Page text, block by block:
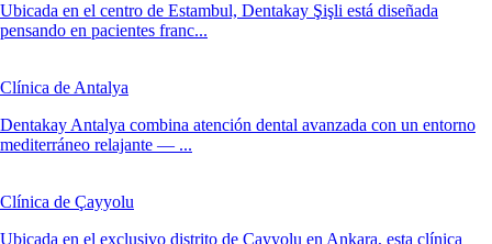
Ubicada en el centro de Estambul, Dentakay Şişli está diseñada
pensando en pacientes franc...
Clínica de Antalya
Dentakay Antalya combina atención dental avanzada con un entorno
mediterráneo relajante — ...
Clínica de Çayyolu
Ubicada en el exclusivo distrito de Çayyolu en Ankara, esta clínica